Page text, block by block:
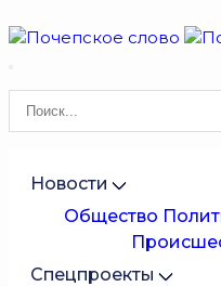
Новости
Общество
Спецпроекты